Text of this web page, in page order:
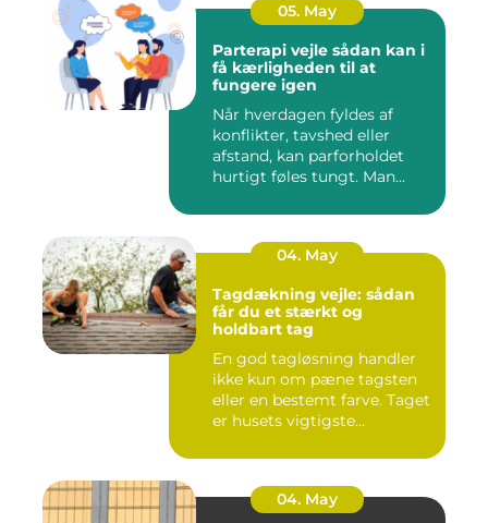
05. May
Parterapi vejle sådan kan i
få kærligheden til at
fungere igen
Når hverdagen fyldes af
konflikter, tavshed eller
afstand, kan parforholdet
hurtigt føles tungt. Man...
04. May
Tagdækning vejle: sådan
får du et stærkt og
holdbart tag
En god tagløsning handler
ikke kun om pæne tagsten
eller en bestemt farve. Taget
er husets vigtigste...
04. May